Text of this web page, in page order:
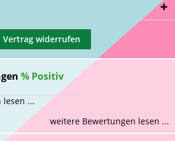
Vertrag widerrufen
% Positiv
lesen ...
weitere Bewertungen lesen ...